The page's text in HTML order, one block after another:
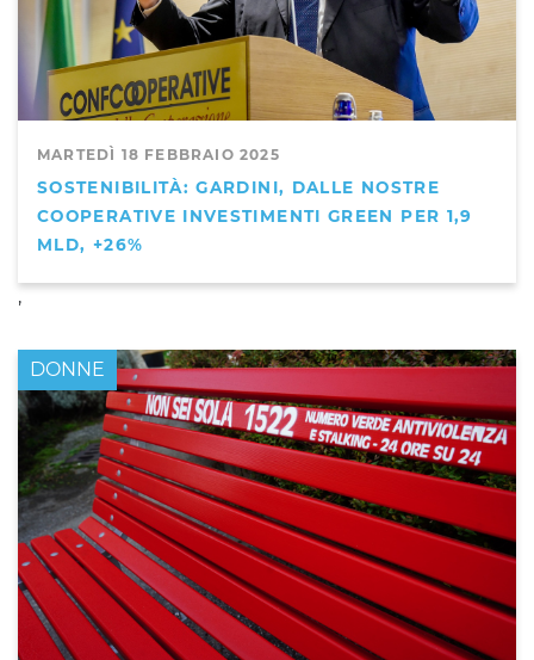
MARTEDÌ 18 FEBBRAIO 2025
SOSTENIBILITÀ: GARDINI, DALLE NOSTRE
COOPERATIVE INVESTIMENTI GREEN PER 1,9
MLD, +26%
,
DONNE